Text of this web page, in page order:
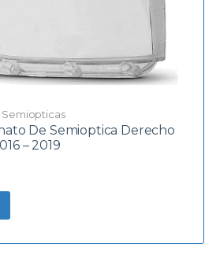
Semiopticas
De Semioptica Derecho
– 2019